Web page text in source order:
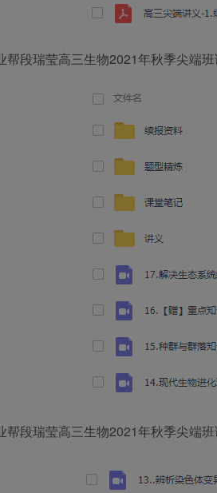
帮段瑞莹高三生物2021年秋季尖端
帮段瑞莹高三生物2021年秋季尖端